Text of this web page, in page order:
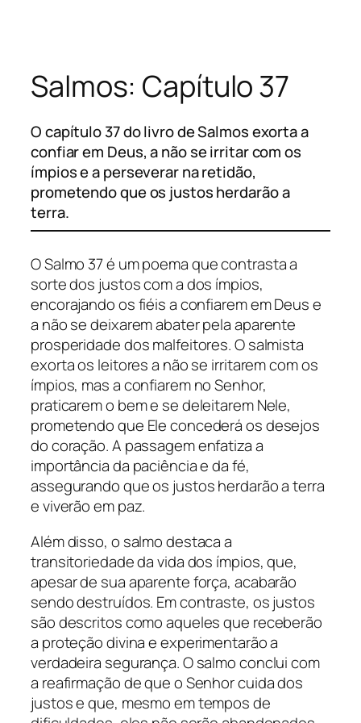
conteúdo
Salmos: Capítulo 37
O capítulo 37 do livro de Salmos exorta a
confiar em Deus, a não se irritar com os
ímpios e a perseverar na retidão,
prometendo que os justos herdarão a
terra.
O Salmo 37 é um poema que contrasta a
sorte dos justos com a dos ímpios,
encorajando os fiéis a confiarem em Deus e
a não se deixarem abater pela aparente
prosperidade dos malfeitores. O salmista
exorta os leitores a não se irritarem com os
ímpios, mas a confiarem no Senhor,
praticarem o bem e se deleitarem Nele,
prometendo que Ele concederá os desejos
do coração. A passagem enfatiza a
importância da paciência e da fé,
assegurando que os justos herdarão a terra
e viverão em paz.
Além disso, o salmo destaca a
transitoriedade da vida dos ímpios, que,
apesar de sua aparente força, acabarão
sendo destruídos. Em contraste, os justos
são descritos como aqueles que receberão
a proteção divina e experimentarão a
verdadeira segurança. O salmo conclui com
a reafirmação de que o Senhor cuida dos
justos e que, mesmo em tempos de